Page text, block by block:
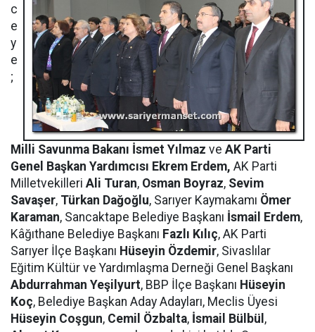
c
e
y
e
;
Milli Savunma Bakanı İsmet Yılmaz ve AK Parti
Genel Başkan Yardımcısı Ekrem Erdem, AK Parti
Milletvekilleri Ali Turan, Osman Boyraz, Sevim
Savaşer, Türkan Dağoğlu, Sarıyer Kaymakamı Ömer
Karaman, Sancaktape Belediye Başkanı İsmail Erdem,
Kâğıthane Belediye Başkanı Fazlı Kılıç, AK Parti
Sarıyer İlçe Başkanı Hüseyin Özdemir, Sivaslılar
Eğitim Kültür ve Yardımlaşma Derneği Genel Başkanı
Abdurrahman Yeşilyurt, BBP İlçe Başkanı Hüseyin
Koç, Belediye Başkan Aday Adayları, Meclis Üyesi
Hüseyin Coşgun, Cemil Özbalta, İsmail Bülbül ,